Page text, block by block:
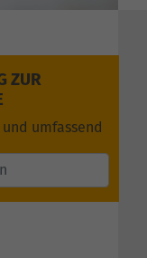
ZUR
umfassend